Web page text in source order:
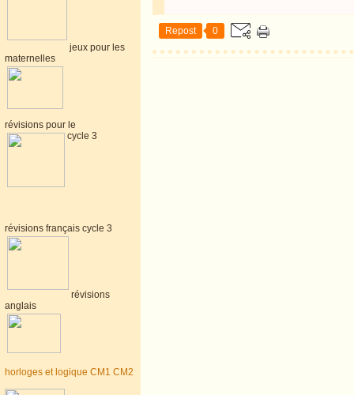
jeux pour les
maternelles
révisions pour le
cycle 3
révisions français cycle 3
révisions
anglais
horloges et logique CM1 CM2
Repost 0